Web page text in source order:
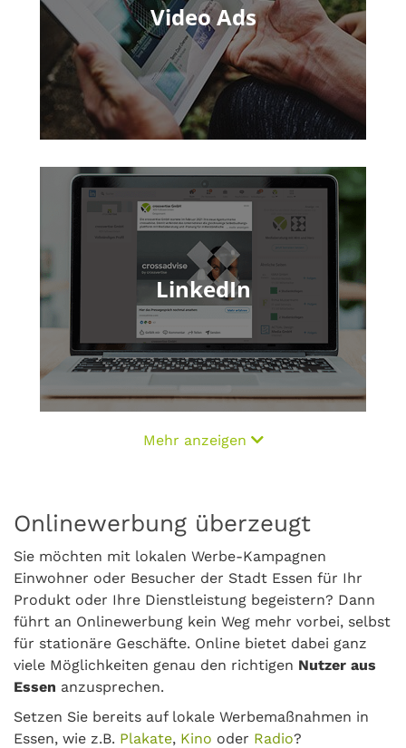
Video Ads
LinkedIn
Mehr anzeigen
Onlinewerbung überzeugt
Sie möchten mit lokalen Werbe-Kampagnen
Einwohner oder Besucher der Stadt Essen für Ihr
Produkt oder Ihre Dienstleistung begeistern? Dann
führt an Onlinewerbung kein Weg mehr vorbei, selbst
für stationäre Geschäfte. Online bietet dabei ganz
viele Möglichkeiten genau den richtigen Nutzer aus
Essen anzusprechen.
Setzen Sie bereits auf lokale Werbemaßnahmen in
Essen, wie z.B. Plakate, Kino oder Radio?